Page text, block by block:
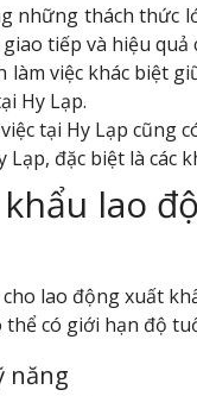
những thách thức
tiếp và hiệu quả
làm việc khác biệt
Hy Lạp.
tại Hy Lạp cũng
Lạp, đặc biệt là các
lao
lao động xuất
có giới hạn độ
năng